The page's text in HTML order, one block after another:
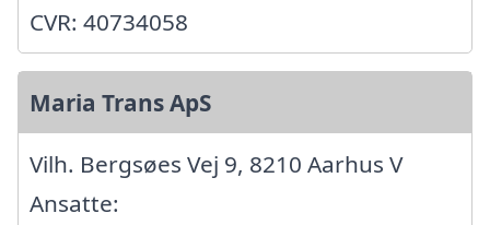
CVR: 40734058
Maria Trans ApS
Vilh. Bergsøes Vej 9, 8210 Aarhus V
Ansatte: